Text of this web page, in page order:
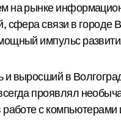
на рынке
сфера связи в городе
импульс
и выросший в
проявлял
работе с компьютерами